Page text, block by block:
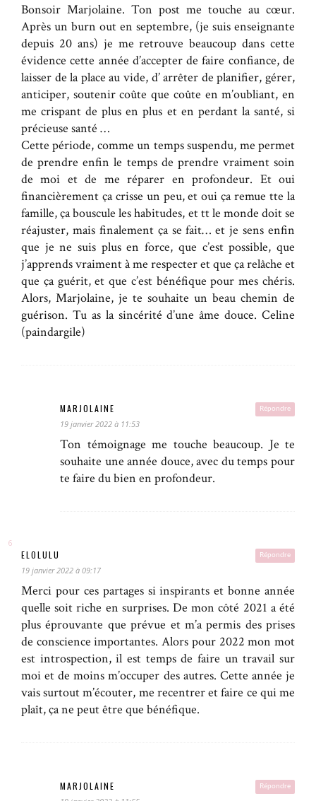
Bonsoir Marjolaine. Ton post me touche au cœur.
Après un burn out en septembre, (je suis enseignante
depuis 20 ans) je me retrouve beaucoup dans cette
évidence cette année d’accepter de faire confiance, de
laisser de la place au vide, d’ arrêter de planifier, gérer,
anticiper, soutenir coûte que coûte en m’oubliant, en
me crispant de plus en plus et en perdant la santé, si
précieuse santé …
Cette période, comme un temps suspendu, me permet
de prendre enfin le temps de prendre vraiment soin
de moi et de me réparer en profondeur. Et oui
financièrement ça crisse un peu, et oui ça remue tte la
famille, ça bouscule les habitudes, et tt le monde doit se
réajuster, mais finalement ça se fait… et je sens enfin
que je ne suis plus en force, que c’est possible, que
j’apprends vraiment à me respecter et que ça relâche et
que ça guérit, et que c’est bénéfique pour mes chéris.
Alors, Marjolaine, je te souhaite un beau chemin de
guérison. Tu as la sincérité d’une âme douce. Celine
(paindargile)
Répondre
MARJOLAINE
19 janvier 2022 à 11:53
Ton témoignage me touche beaucoup. Je te
souhaite une année douce, avec du temps pour
te faire du bien en profondeur.
Répondre
ELOLULU
19 janvier 2022 à 09:17
Merci pour ces partages si inspirants et bonne année
quelle soit riche en surprises. De mon côté 2021 a été
plus éprouvante que prévue et m’a permis des prises
de conscience importantes. Alors pour 2022 mon mot
est introspection, il est temps de faire un travail sur
moi et de moins m’occuper des autres. Cette année je
vais surtout m’écouter, me recentrer et faire ce qui me
plaît, ça ne peut être que bénéfique.
Répondre
MARJOLAINE